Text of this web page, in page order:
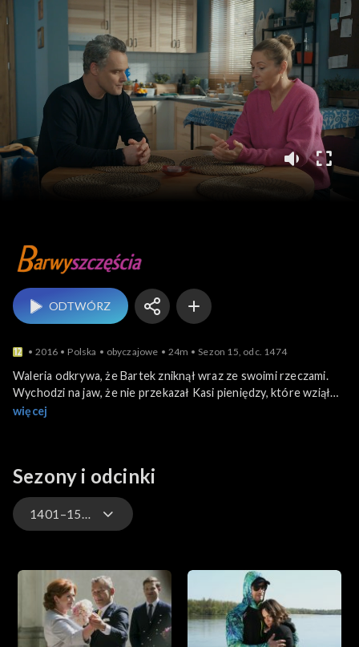
Barwy szczęścia
ODTWÓRZ
2016 Polska obyczajowe 24m Sezon 15, odc. 1474
Waleria odkrywa, że Bartek zniknął wraz ze swoimi rzeczami.
Wychodzi na jaw, że nie przekazał Kasi pieniędzy, które wziął
od Tolka. Górkowie podejrzewają, że by uniknąć
wyłudzenia i więzienną przeszłość. Kiedy Małgorzata nie
przyjmuje do wiadomości, że jest kolejną ofiarą wróża, siostry
Zwoleńskie postanawiają porozmawiać z oszustem...
więcej
Sezony i odcinki
1401–1500
3201-3300
3101-3200